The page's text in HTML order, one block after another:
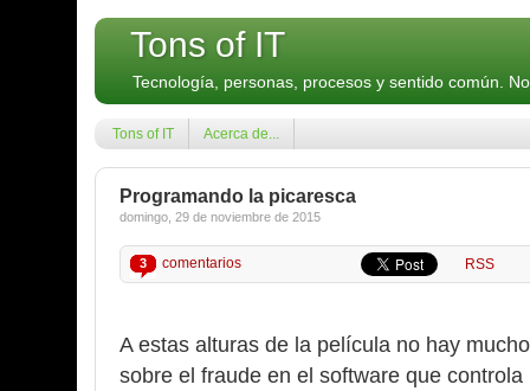
Tons of IT
Tecnología, personas, procesos y sentido común.
Tons of IT Acerca de...
Programando la picaresca
domingo, 29 de noviembre de 2015
3 comentarios RSS
A estas alturas de la película no hay
sobre el fraude en el software que controla